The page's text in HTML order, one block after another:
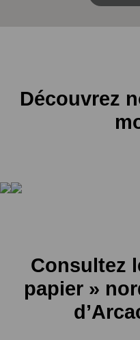
Découvrez
Consultez
papier »